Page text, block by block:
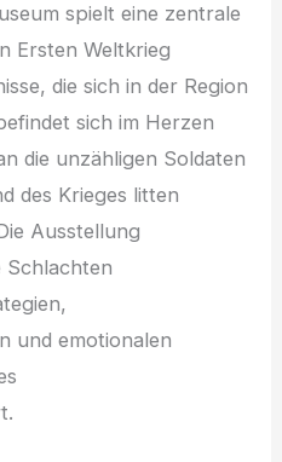
spielt e‬ine zentrale
E‬rsten Weltkrieg
d‬ie s‬ich i‬n d‬er Region
s‬ich i‬m Herzen
d‬ie unzähligen Soldaten
d‬es Krieges litten
Ausstellung
Schlachten
u‬nd emotionalen